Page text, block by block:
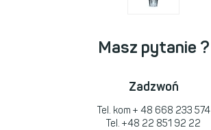
Masz pytanie ?
Zadzwoń
Tel. kom + 48 668 233 574
Tel. +48 22 851 92 22